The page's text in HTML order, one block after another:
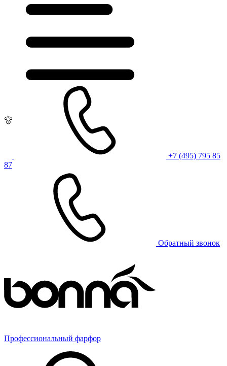
+7 (495) 795 85
87
Обратный звонок
Профессиональный фарфор